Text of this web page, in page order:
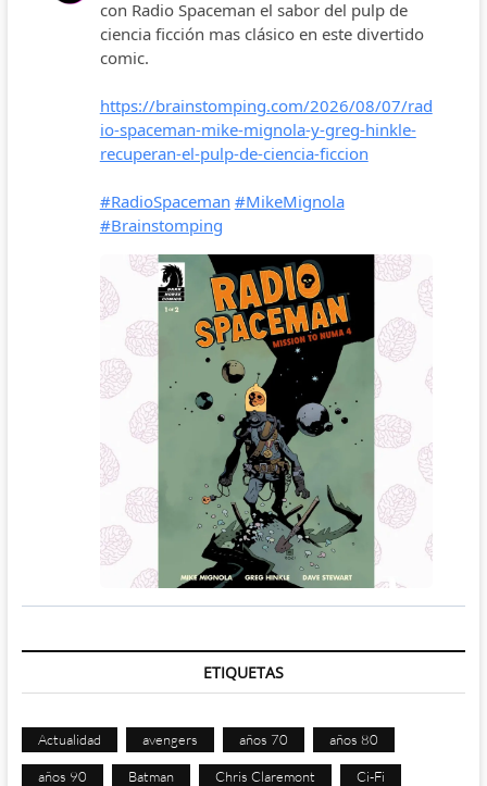
ETIQUETAS
Actualidad avengers años 70 años 80
años 90 Batman Chris Claremont Ci-Fi